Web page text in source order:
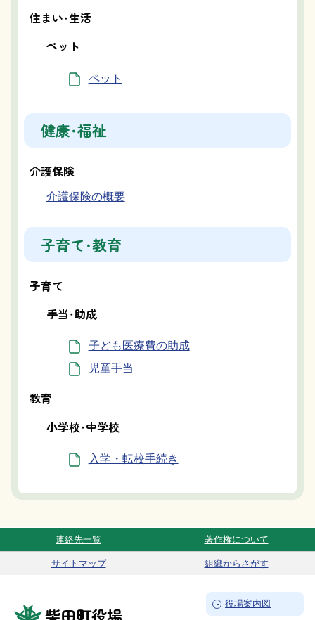
住まい・生活
ペット
ペット
健康・福祉
介護保険
介護保険の概要
子育て・教育
子育て
手当・助成
子ども医療費の助成
児童手当
教育
小学校・中学校
入学・転校手続き
Site Navigation
連絡先一覧 著作権について
サイトマップ 組織からさがす
柴田町役場
→
役場案内図